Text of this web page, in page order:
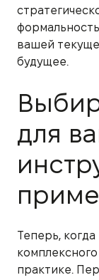
вашей
будущее.
для
Теперь,
практике.